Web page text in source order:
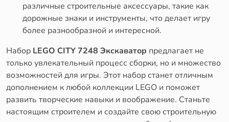
различные строительные аксессуары, такие как
дорожные знаки и инструменты, что делает игру
более разнообразной и интересной.
Набор LEGO CITY 7248 Экскаватор предлагает не
только увлекательный процесс сборки, но и множество
возможностей для игры. Этот набор станет отличным
дополнением к любой коллекции LEGO и поможет
развить творческие навыки и воображение. Станьте
настоящим строителем и создайте свою строительную